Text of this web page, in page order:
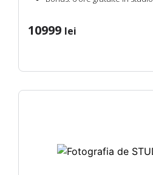
10999 lei